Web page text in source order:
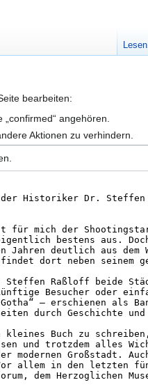
bearbeiten:
angehören.
Aktionen zu verhindern.
Lesen